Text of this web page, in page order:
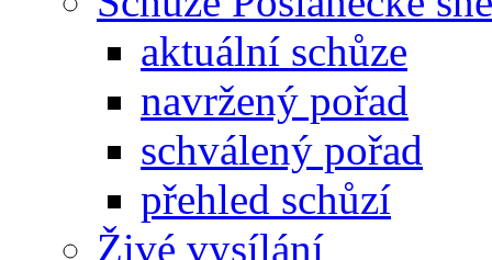
aktuální schůze
navržený pořad
schválený pořad
přehled schůzí
Živé vysílání